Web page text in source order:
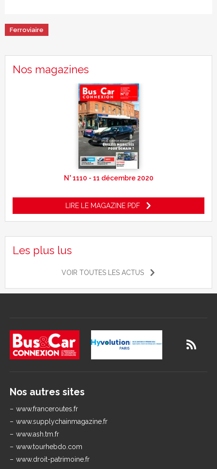
Ferroviaire
Nos magazines
N° 1110 - 11 décembre 2020
LIRE LE MAGAZINE PDF
Les plus lus
VOIR TOUTES LES ACTUS
Nos autres sites
www.franceroutes.fr
www.supplychainmagazine.fr
www.ash.tm.fr
www.tourhebdo.com
www.droit-patrimoine.fr